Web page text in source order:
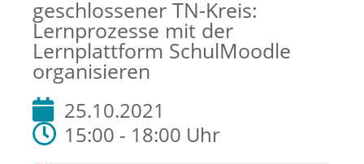
geschlossener TN-Kreis:
Lernprozesse mit der
Lernplattform SchulMoodle
organisieren
25.10.2021
15:00 - 18:00 Uhr